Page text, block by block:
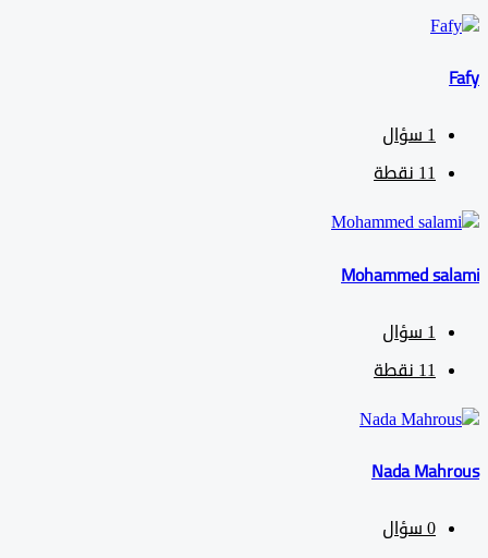
سؤال
نقطة
Mohammed
سؤال
نقطة
Nada
سؤال